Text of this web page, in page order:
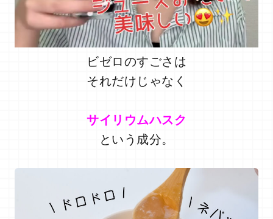
ビゼロのすごさは
それだけじゃなく
サイリウムハスク
という成分。